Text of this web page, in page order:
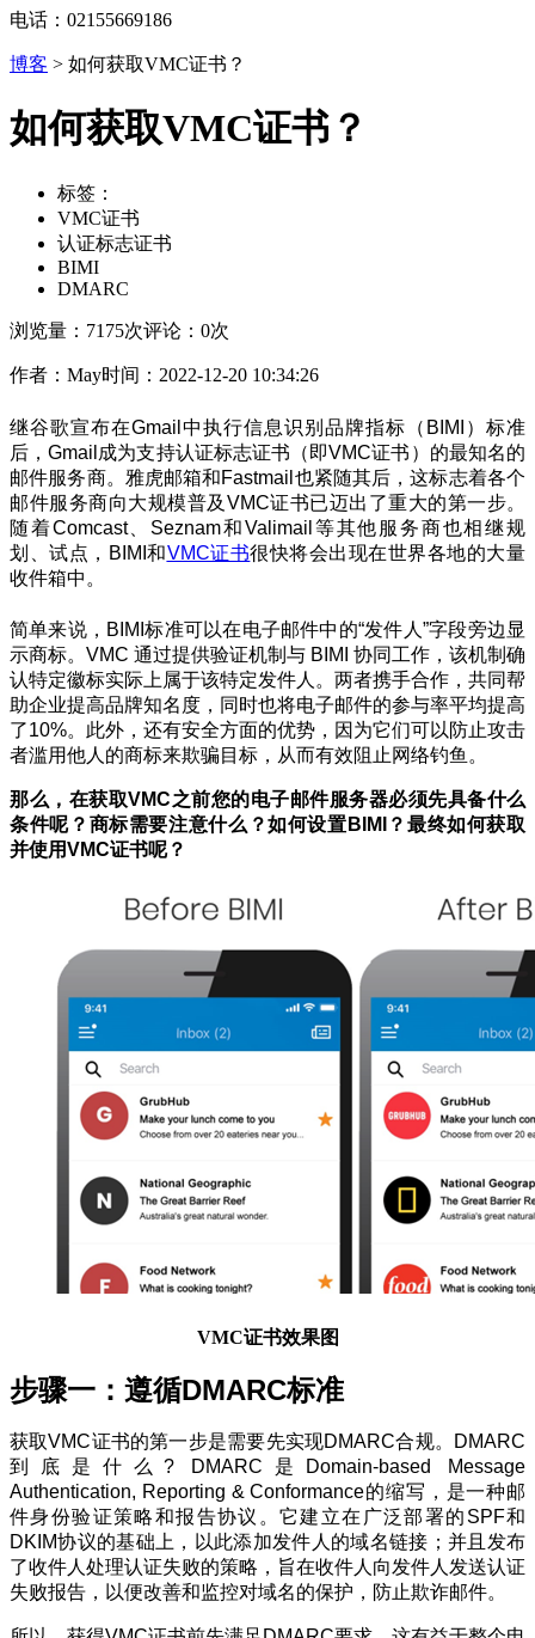
电话：02155669186
博客 > 如何获取VMC证书？
如何获取VMC证书？
标签：
VMC证书
认证标志证书
BIMI
DMARC
浏览量：7175次评论：0次
作者：May时间：2022-12-20 10:34:26
继谷歌宣布在Gmail中执行信息识别品牌指标 （ BIMI）标准
后，Gmail成为支持认证标志证书（即VMC证书）的最知名的
邮件服务商。雅虎邮箱和Fastmail也紧随其后，这标志着各个
邮件服务商向大规模普及VMC证书已迈出了重大的第一步。
随着Comcast、Seznam和Valimail等其他服务商也相继规
划、试点，BIMI和VMC证书很快将会出现在世界各地的大量
收件箱中。
简单来说，BIMI标准可以在电子邮件中的“发件人”字段旁边显
示商标。VMC 通过提供验证机制与 BIMI 协同工作，该机制确
认特定徽标实际上属于该特定发件人。两者携手合作，共同帮
助企业提高品牌知名度，同时也将电子邮件的参与率平均提高
了10%。此外，还有安全方面的优势，因为它们可以防止攻击
者滥用他人的商标来欺骗目标，从而有效阻止网络钓鱼。
那么，在获取VMC之前您的电子邮件服务器必须先具备什么
条件呢？商标需要注意什么？如何设置BIMI？最终如何获取
并使用VMC证书呢？
VMC证书效果图
步骤一：遵循DMARC标准
获取VMC证书的第一步是需要先实现DMARC合规。DMARC
到底是什么? DMARC是Domain-based Message
Authentication, Reporting & Conformance的缩写，是一种邮
件身份验证策略和报告协议。它建立在广泛部署的SPF和
DKIM协议的基础上，以此添加发件人的域名链接；并且发布
了收件人处理认证失败的策略，旨在收件人向发件人发送认证
失败报告，以便改善和监控对域名的保护，防止欺诈邮件。